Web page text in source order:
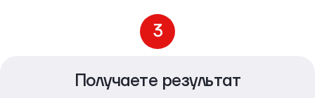
3
Получаете результат